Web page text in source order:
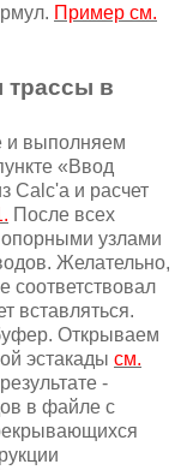
Пример см.
трассы в
и выполняем
«Ввод
Calc'а и расчет
После всех
узлами
Желательно,
соответствовал
вставляться.
Открываем
эстакады см.
-
в файле с